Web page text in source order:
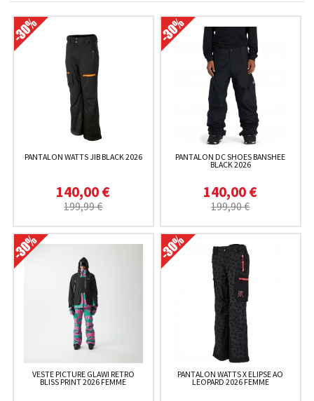
PANTALON WATTS JIB BLACK 2026
140,00 €
199,99 €
PANTALON DC SHOES BANSHEE
BLACK 2026
140,00 €
199,90 €
VESTE PICTURE GLAWI RETRO
BLISS PRINT 2026 FEMME
PANTALON WATTS X ELIPSE AO
LEOPARD 2026 FEMME